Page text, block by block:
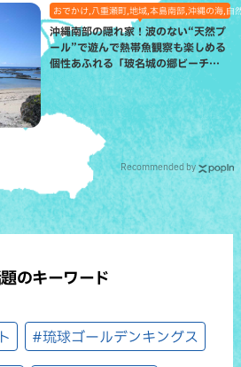
おでかけ,八重瀬町,地域,本島南部,沖縄の海,自
沖縄南部の隠れ家！波のない“天然プ
ール”で遊んで熱帯魚観察も楽しめる
個性あふれる「玻名城の郷ビーチ」
（八重瀬町）
Recommended by
のキーワード
#琉球ゴールデンキングス